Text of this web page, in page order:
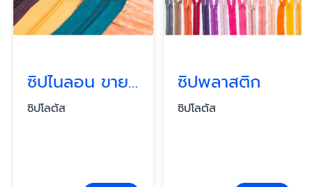
ซิปไนลอน ขายส่ง
ซิปโลตัส
ซิปพลาสติก
ซิปโลตัส